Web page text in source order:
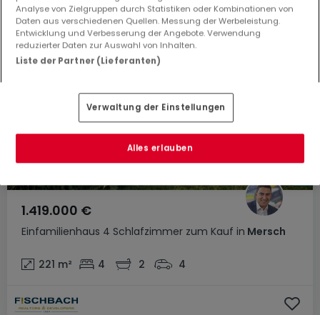
Einfamilienhaus 4 Schlafzimmer zum Kauf in Mersch
1.419.000 €
221 m² 4 2 4
Analyse von Zielgruppen durch Statistiken oder Kombinationen von
Daten aus verschiedenen Quellen. Messung der Werbeleistung.
Entwicklung und Verbesserung der Angebote. Verwendung
reduzierter Daten zur Auswahl von Inhalten.
Liste der Partner (Lieferanten)
Verwaltung der Einstellungen
Alles erlauben